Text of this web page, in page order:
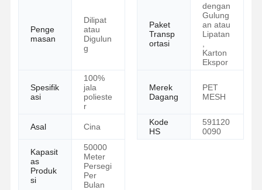
Penge
masan
Dilipat
atau
Digulun
g
Paket
Transp
ortasi
dengan
Gulung
an atau
Lipatan
Karton
Ekspor
Spesifik
asi
100%
jala
polieste
r
Merek
Dagang
PET
MESH
Asal Cina
Kode
HS
591120
0090
Kapasit
as
Produk
si
50000
Meter
Persegi
Per
Bulan